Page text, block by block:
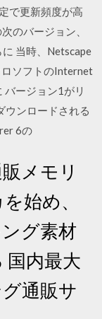
で更新頻度が高
のバージョン、
当時、Netscape
ソフトのInternet
ージョン1がリ
ウンロードされる
6の
メモリ
始め、
グ素材
国内最大
通販サ